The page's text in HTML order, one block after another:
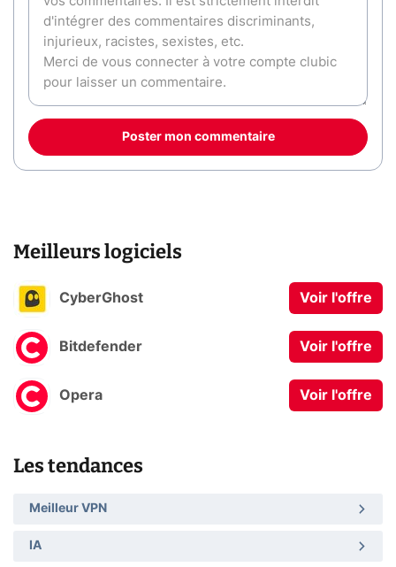
Poster mon commentaire
Meilleurs logiciels
CyberGhost Voir l'offre
Bitdefender Voir l'offre
Opera Voir l'offre
Les tendances
Meilleur VPN
IA